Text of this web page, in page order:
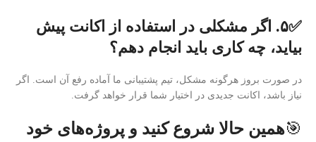
✅۵. اگر مشکلی در استفاده از اکانت پیش
بیاید، چه کاری باید انجام دهم؟
در صورت بروز هرگونه مشکل، تیم پشتیبانی ما آماده رفع آن است. اگر
نیاز باشد، اکانت جدیدی در اختیار شما قرار خواهد گرفت.
🎯همین حالا شروع کنید و پروژه‌های خود